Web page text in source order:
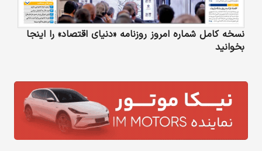
نسخه کامل شماره امروز روزنامه «دنیای‌ اقتصاد» را اینجا
بخوانید